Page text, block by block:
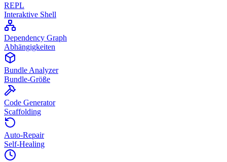
REPL
Interaktive Shell
Dependency Graph
Abhängigkeiten
Bundle Analyzer
Bundle-Größe
Code Generator
Scaffolding
Auto-Repair
Self-Healing